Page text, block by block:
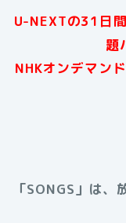
U-NEXTの31日
題
NHKオンデマン
「SONGS」は